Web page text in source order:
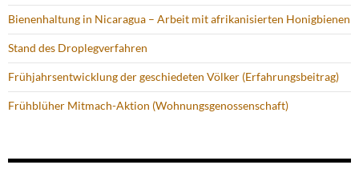
Bienenhaltung in Nicaragua – Arbeit mit afrikanisierten Honigbienen
Stand des Droplegverfahren
Frühjahrsentwicklung der geschiedeten Völker (Erfahrungsbeitrag)
Frühblüher Mitmach-Aktion (Wohnungsgenossenschaft)